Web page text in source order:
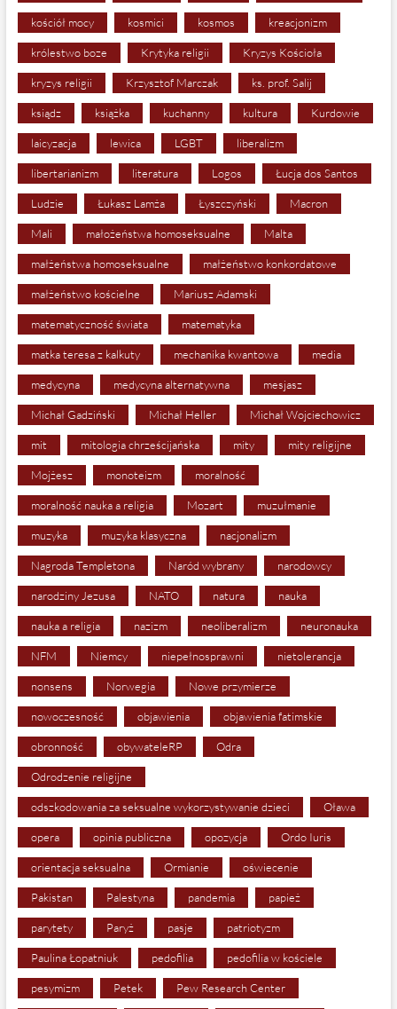
kościół mocy kosmici kosmos kreacjonizm
królestwo boze Krytyka religii Kryzys Kościoła
kryzys religii Krzysztof Marczak ks. prof. Salij
ksiądz książka kuchanny kultura Kurdowie
laicyzacja lewica LGBT liberalizm
libertarianizm literatura Logos Łucja dos Santos
Ludzie Łukasz Lamża Łyszczyński Macron
Mali małożeństwa homoseksualne Malta
małżeństwa homoseksualne małżeństwo konkordatowe
małżeństwo kościelne Mariusz Adamski
matematyczność świata matematyka
matka teresa z kalkuty mechanika kwantowa media
medycyna medycyna alternatywna mesjasz
Michał Gadziński Michał Heller Michał Wojciechowicz
mit mitologia chrześcijańska mity mity religijne
Mojżesz monoteizm moralność
moralność nauka a religia Mozart muzułmanie
muzyka muzyka klasyczna nacjonalizm
Nagroda Templetona Naród wybrany narodowcy
narodziny Jezusa NATO natura nauka
nauka a religia nazizm neoliberalizm neuronauka
NFM Niemcy niepełnosprawni nietolerancja
nonsens Norwegia Nowe przymierze
nowoczesność objawienia objawienia fatimskie
obronność obywateleRP Odra
Odrodzenie religijne
odszkodowania za seksualne wykorzystywanie dzieci Oława
opera opinia publiczna opozycja Ordo Iuris
orientacja seksualna Ormianie oświecenie
Pakistan Palestyna pandemia papież
parytety Paryż pasje patriotyzm
Paulina Łopatniuk pedofilia pedofilia w kościele
pesymizm Petek Pew Research Center